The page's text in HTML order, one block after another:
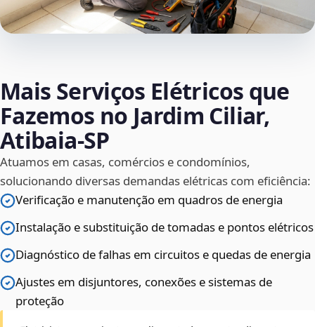
Mais Serviços Elétricos que
Fazemos no Jardim Ciliar,
Atibaia‑SP
Atuamos em casas, comércios e condomínios,
solucionando diversas demandas elétricas com eficiência:
Verificação e manutenção em quadros de energia
Instalação e substituição de tomadas e pontos elétricos
Diagnóstico de falhas em circuitos e quedas de energia
Ajustes em disjuntores, conexões e sistemas de
proteção